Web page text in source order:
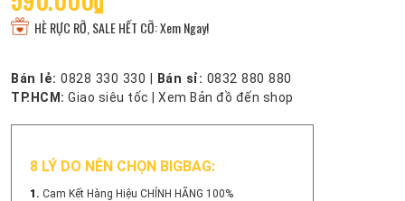
HÈ RỰC RỠ, SALE HẾT CỠ: Xem Ngay!
Bán lẻ: 0828 330 330 Bán sỉ: 0832 880 880
TP.HCM: Giao siêu tốc Xem Bản đồ đến shop
8 LÝ DO NÊN CHỌN BIGBAG:
1. Cam Kết Hàng Hiệu CHÍNH HÃNG 100%